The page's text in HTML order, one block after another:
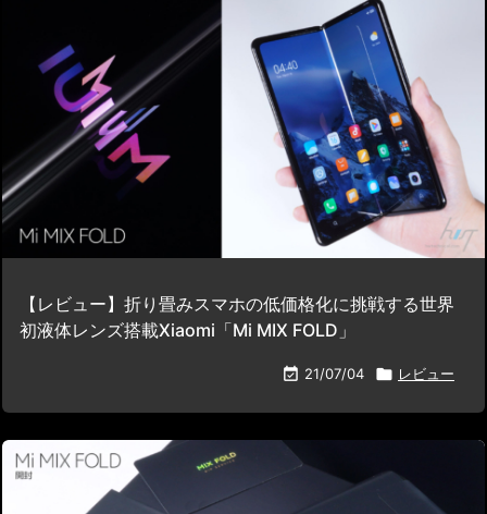
【レビュー】折り畳みスマホの低価格化に挑戦する世界
初液体レンズ搭載Xiaomi「Mi MIX FOLD」
 21/07/04  レビュー